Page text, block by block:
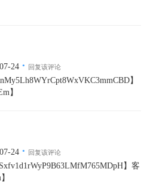
24 · 回复该评论
】
】
24 · 回复该评论
】客